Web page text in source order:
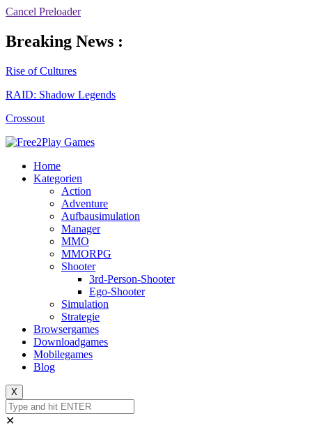
Cancel Preloader
Breaking News :
Rise of Cultures
RAID: Shadow Legends
Crossout
Home
Kategorien
Action
Adventure
Aufbausimulation
Manager
MMO
MMORPG
Shooter
3rd-Person-Shooter
Ego-Shooter
Simulation
Strategie
Browsergames
Downloadgames
Mobilegames
Blog
X
✕